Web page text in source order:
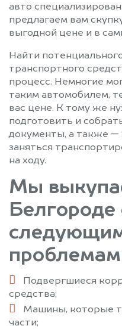
авто
предлагаем вам
выгодной цене и в
Найти
транспортного
процесс. Немногие
таким автомобилем,
вас цене. К тому же
подготовить и
документы, а также —
заняться
на ходу.
Мы
Белгороде
Подвергшиеся
средства;
Машины, которые
части;